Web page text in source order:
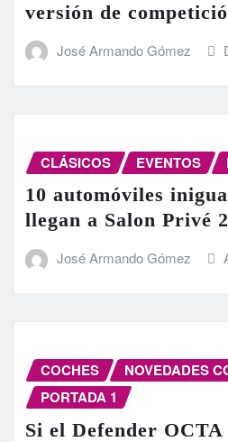
versión de
José Armando Gómez
CLÁSICOS EVENTOS
10 automóviles
llegan a Salon Privé
José Armando Gómez
COCHES
NOVEDADES
PORTADA 1
Si el Defender OCTA